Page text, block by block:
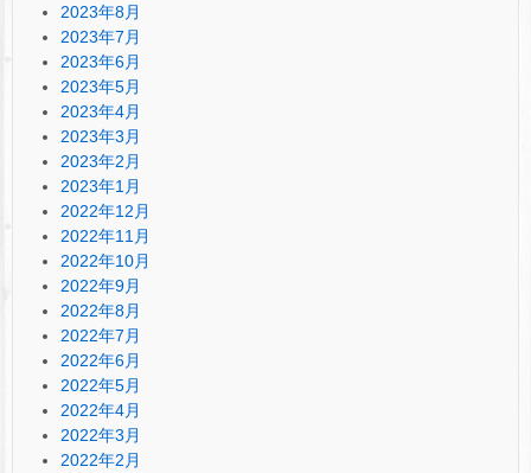
2023年8月
2023年7月
2023年6月
2023年5月
2023年4月
2023年3月
2023年2月
2023年1月
2022年12月
2022年11月
2022年10月
2022年9月
2022年8月
2022年7月
2022年6月
2022年5月
2022年4月
2022年3月
2022年2月